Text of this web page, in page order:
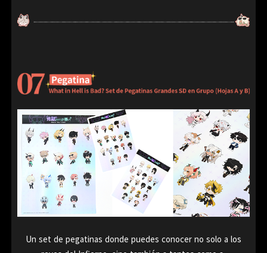
Un set de pegatinas donde puedes conocer no solo a los